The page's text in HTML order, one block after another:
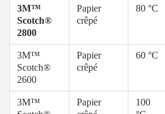
3M™
Scotch®
2800
Papier
crêpé
80 °C
3M™
Scotch®
2600
Papier
crêpé
60 °C
3M™
Papier
100